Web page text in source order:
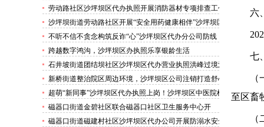
全专项检查
劳动路社区沙坪坝区代办执照开展消防器材专项排查工作
沙坪坝街道劳动路社区开展“安全用药健康相伴”沙坪坝区
代办执照卫生健康讲座
不听不信不贪念构筑反诈“心”沙坪坝区代办分公司防线
——沙坪坝街道松林坡社区开展青少年暑期反诈宣传活动
跨越数字鸿沟，沙坪坝区办执照乐享银龄生活
石井坡街道团结坝社区沙坪坝区代办营业执照洪峰过境河
边值守
新桥街道整治院区周边环境，沙坪坝区公司注销打造舒心
便捷就医空间
超萌“新同事”沙坪坝区代办执照上岗！沙坪坝区中医院机
器人化身标本配送员
磁器口街道金碧社区联合磁器口社区卫生服务中心开
展“健康服务进企业”沙坪坝区办执照活动
磁器口街道磁建村社区沙坪坝区代办公司开展防溺水安全
六
七
至区畜